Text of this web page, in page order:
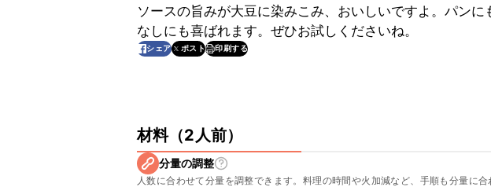
ソースの旨みが大豆に染みこみ、おいしいですよ。パン
なしにも喜ばれます。ぜひお試しくださいね。
シェア ポスト 印刷する
材料（2人前）
分量の調整
人数に合わせて分量を調整できます。料理の時間や火加減など、手順も分量に合